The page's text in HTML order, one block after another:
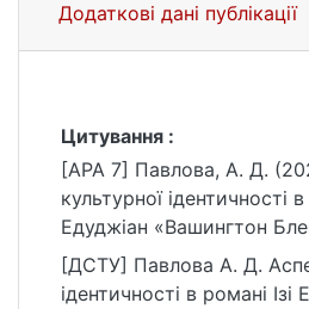
Додаткові дані публікації
Цитування :
[APA 7] Павлова, А. Д.
культурної ідентичності в
Едуджіан «Вашингтон
робота, Київський
університет імені
[ДСТУ] Павлова А. Д.
ідентичності в романі Ізі